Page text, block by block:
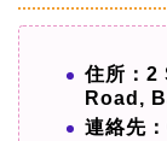
住所：
Road,
連絡先